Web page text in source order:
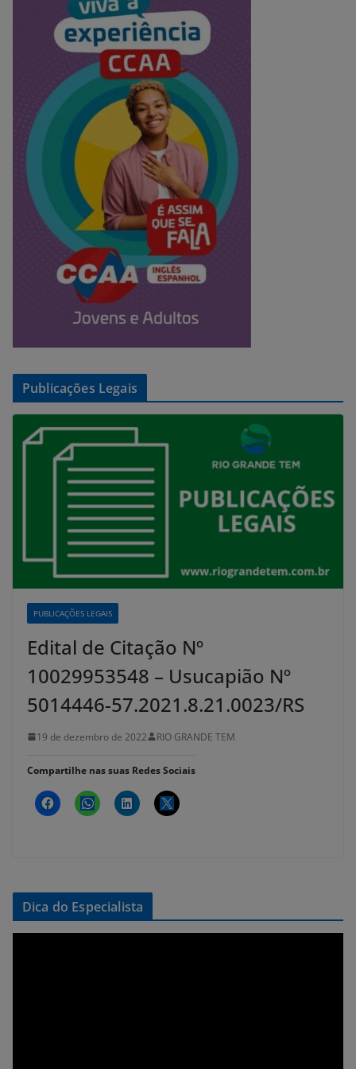
Publicações Legais
PUBLICAÇÕES LEGAIS
Edital de Citação Nº
10029953548 – Usucapião Nº
5014446-57.2021.8.21.0023/RS
19 de dezembro de 2022 RIO GRANDE TEM
Compartilhe nas suas Redes Sociais
Dica do Especialista